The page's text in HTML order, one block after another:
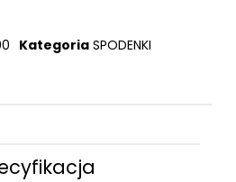
Kategoria SPODENKI